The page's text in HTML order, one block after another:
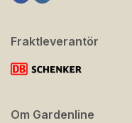
Fraktleverantör
Om Gardenline